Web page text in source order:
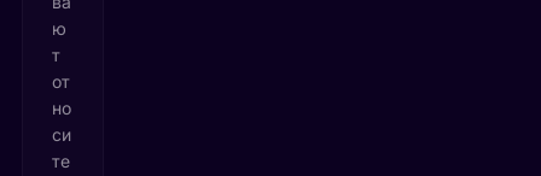
ю
т
от
но
си
те